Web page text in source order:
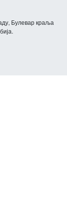
Булевар краља